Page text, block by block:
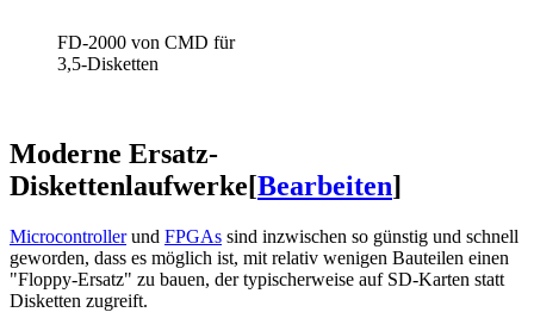
FD-2000 von CMD für
3,5-Disketten
Moderne Ersatz-
Diskettenlaufwerke[Bearbeiten]
Microcontrollerund FPGAs sind inzwischen so günstig und schnell
geworden, dass es möglich ist, mit relativ wenigen Bauteilen einen
"Floppy-Ersatz" zu bauen, der typischerweise auf SD-Karten statt
Disketten zugreift.